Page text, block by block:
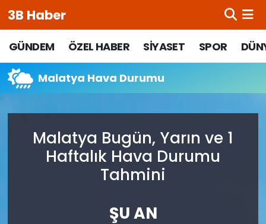
3B Haber
GÜNDEM ÖZEL HABER SİYASET SPOR
Malatya Hava Durumu
Malatya Bugün, Yarın ve 1
Haftalık Hava Durumu
Tahmini
ŞU AN
Beypazarı Hava Durumu
Beypazarı Trafik Yoğunluk Haritası
Tüm Manşetler
Son Dakika Haberleri